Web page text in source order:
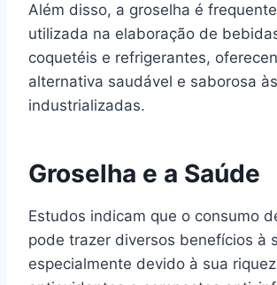
Além disso, a groselha é
utilizada na elaboração de
coquetéis e refrigerantes,
alternativa saudável e saborosa
industrializadas.
Groselha e a Saúde
Estudos indicam que o consumo
pode trazer diversos benefícios à
especialmente devido à sua